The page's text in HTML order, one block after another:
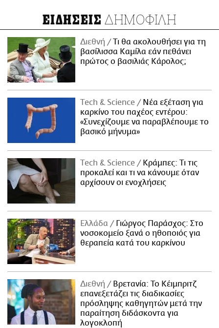
ΕΙΔΗΣΕΙΣ ΔΗΜΟΦΙΛΗ
Διεθνή
Τι θα ακολουθήσει για τη
βασίλισσα Καμίλα εάν πεθάνει
πρώτος ο βασιλιάς Κάρολος;
Τech & Science
Νέα εξέταση για
καρκίνο του παχέος εντέρου:
«Συνεχίζουμε να παραβλέπουμε το
βασικό μήνυμα»
Τech & Science
Κράμπες: Τι τις
προκαλεί και τι να κάνουμε όταν
αρχίσουν οι ενοχλήσεις
Ελλάδα
Γιώργος Παράσχος: Στο
νοσοκομείο ξανά ο ηθοποιός για
θεραπεία κατά του καρκίνου
Διεθνή
Βρετανία: Το Κέιμπριτζ
επανεξετάζει τις διαδικασίες
πρόσληψης καθηγητών μετά την
παραίτηση διδάσκοντα για
λογοκλοπή